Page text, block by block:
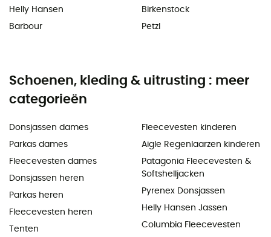
Helly Hansen
Barbour
Birkenstock
Petzl
Schoenen, kleding & uitrusting : meer
categorieën
Donsjassen dames
Parkas dames
Fleecevesten dames
Donsjassen heren
Parkas heren
Fleecevesten heren
Tenten
Fleecevesten kinderen
Aigle Regenlaarzen kinderen
Patagonia Fleecevesten &
Softshelljacken
Pyrenex Donsjassen
Helly Hansen Jassen
Columbia Fleecevesten